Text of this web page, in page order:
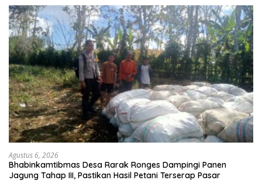
Agustus 6, 2026
Bhabinkamtibmas Desa Rarak Ronges Dampingi Panen
Jagung Tahap III, Pastikan Hasil Petani Terserap Pasar